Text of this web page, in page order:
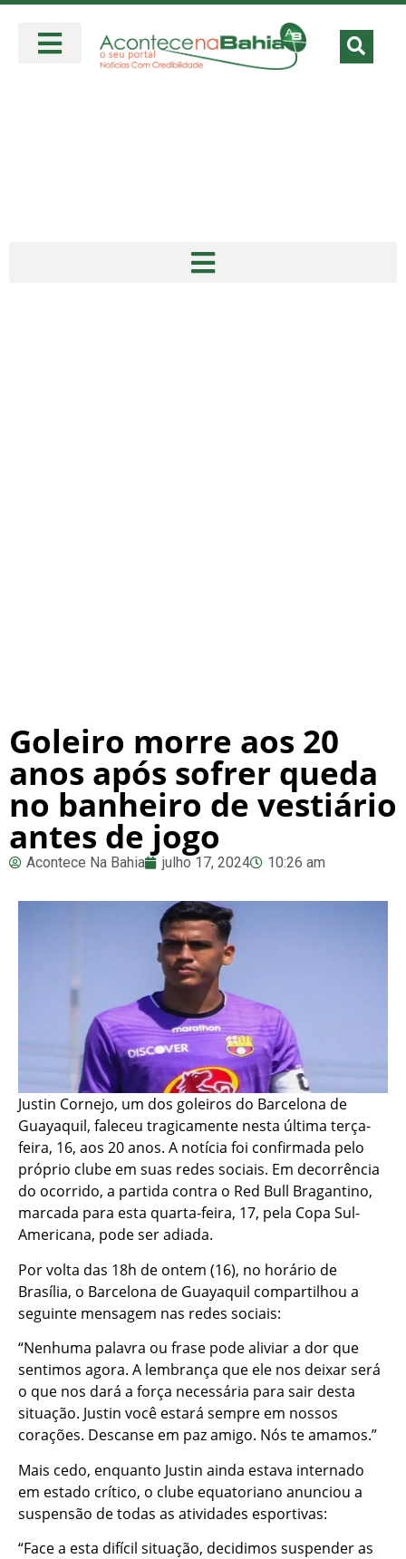
Goleiro morre aos 20
anos após sofrer queda
no banheiro de vestiário
antes de jogo
Acontece Na Bahia julho 17, 2024 10:26 am
Justin Cornejo, um dos goleiros do Barcelona de
Guayaquil, faleceu tragicamente nesta última terça-
feira, 16, aos 20 anos. A notícia foi confirmada pelo
próprio clube em suas redes sociais. Em decorrência
do ocorrido, a partida contra o Red Bull Bragantino,
marcada para esta quarta-feira, 17, pela Copa Sul-
Americana, pode ser adiada.
Por volta das 18h de ontem (16), no horário de
Brasília, o Barcelona de Guayaquil compartilhou a
seguinte mensagem nas redes sociais:
“Nenhuma palavra ou frase pode aliviar a dor que
sentimos agora. A lembrança que ele nos deixar será
o que nos dará a força necessária para sair desta
situação. Justin você estará sempre em nossos
corações. Descanse em paz amigo. Nós te amamos.”
Mais cedo, enquanto Justin ainda estava internado
em estado crítico, o clube equatoriano anunciou a
suspensão de todas as atividades esportivas:
“Face a esta difícil situação, decidimos suspender as